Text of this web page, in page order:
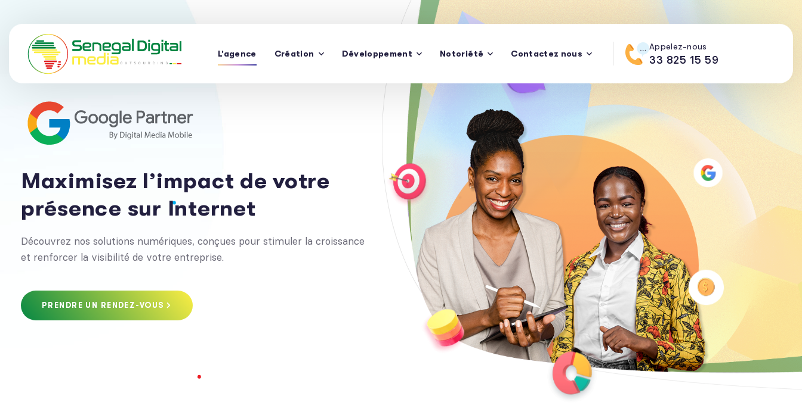
L’agence Création Développement Notoriété Contactez nous
Appelez-nous
33 825 15 59
Maximisez l’impact de votre
présence sur Internet
Découvrez nos solutions numériques, conçues pour stimuler la croissance
et renforcer la visibilité de votre entreprise.
PRENDRE UN RENDEZ-VOUS